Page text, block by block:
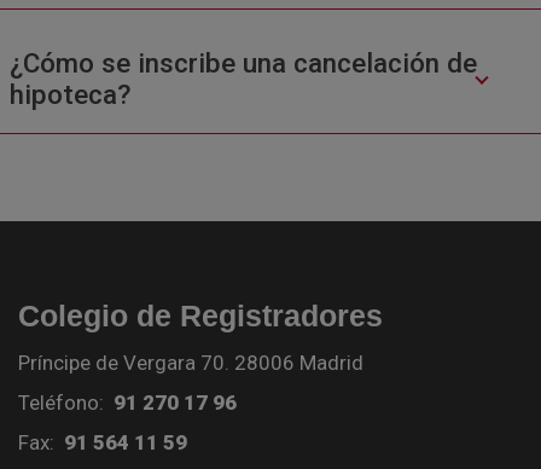
¿Cómo se inscribe una cancelación de
hipoteca?
Colegio de Registradores
Príncipe de Vergara 70. 28006 Madrid
Teléfono: 91 270 17 96
Fax: 91 564 11 59